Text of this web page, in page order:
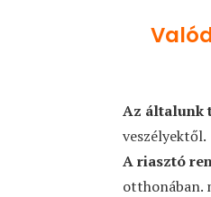
Az általunk
veszélyektől.
A riasztó
otthonában.